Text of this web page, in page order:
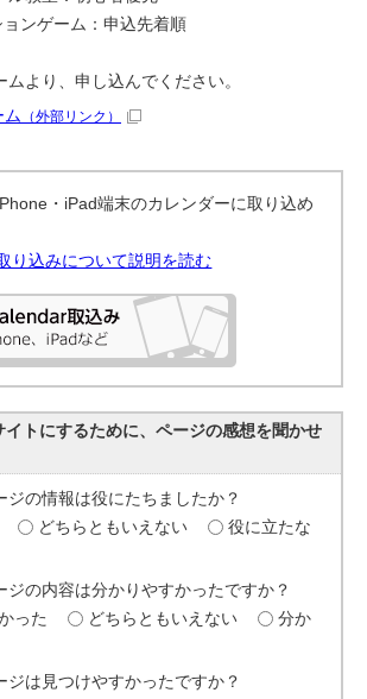
ンゲーム：申込先着順
より、申し込んでください。
ム （外部リンク）
・iPad端末のカレンダーに取り込め
り込みについて説明を読む
イトにするために、ページの感想を聞かせ
ジの情報は役にたちましたか？
どちらともいえない
役に立たな
ジの内容は分かりやすかったですか？
った
どちらともいえない
分か
ジは見つけやすかったですか？